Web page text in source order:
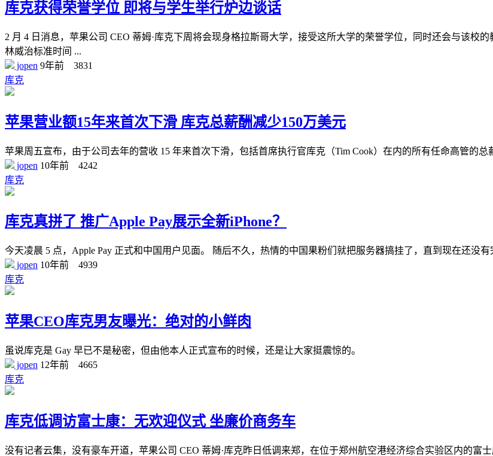
库克获得荣誉学位 即将与学生举行炉边谈话
2 月 4 日消息，苹果公司 CEO 蒂姆·库克下周将会现身格拉斯哥大学，接受这所大学的荣誉学位，同时还会与该校
林威治标准时间 ...
jopen 9年前
3831
库克
苹果营业额15年来首次下滑 库克总薪酬减少150万美元
苹果周五宣布，由于公司去年的营收 15 年来首次下滑，包括首席执行官库克（Tim Cook）在内的所有任命高管的总
jopen 10年前
4242
库克
库克真拼了 推广Apple Pay展示全新iPhone？
今天凌晨 5 点，Apple Pay 正式和中国用户见面。 随后不久，热情的中国果粉们就把服务器搞挂了，直到现在还没
jopen 10年前
4939
库克
苹果CEO库克男友曝光：绝对的小鲜肉
虽说库克是 Gay 早已不是秘密，但由他本人正式宣布的时候，还是让大家挺震惊的。
jopen 12年前
4665
库克
库克低调访富士康：无欢迎仪式 坐廉价商务车
没有记者云集，没有豪车开道，苹果公司 CEO 蒂姆·库克昨日低调来郑，在位于郑州航空港经济综合实验区内的富